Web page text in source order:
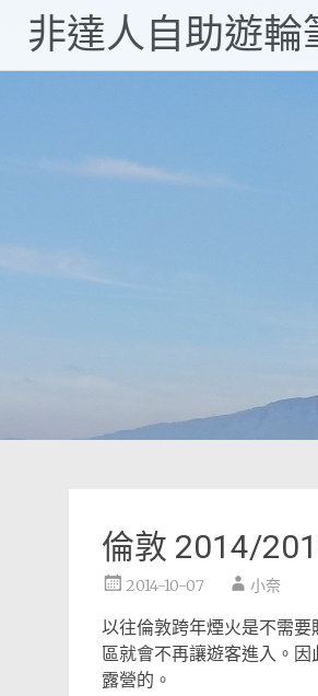
content
非達人自助遊輪
倫敦 2014/
2014-10-07 小奈
以往倫敦跨年煙火是不需
區就會不再讓遊客進入。
露營的。